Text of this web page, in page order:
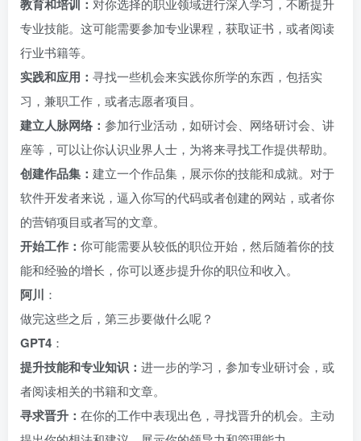
教育和培训： 对你选择的职业领域进行深入学习，不断提升
专业技能。这可能需要参加专业课程，获取证书，或者阅读
行业书籍等。
实践和应用： 寻找一些机会来实践你所学的东西，包括实
习，兼职工作，或者志愿者项目。
建立人脉网络： 参加行业活动，如研讨会、网络研讨会、讲
座等，可以让你认识业界人士，为将来寻找工作提供帮助。
创建作品集： 建立一个作品集，展示你的技能和成就。对于
软件开发者来说，逼入你写的代码或者创建的网站，或者你
的营销项目或者写的文章。
开始工作： 你可能需要从较低的职位开始，然后随着你的技
能和经验的增长，你可以逐步提升你的职位和收入。
阿川 ：
做完这些之后，第三步要做什么呢？
GPT4 ：
提升技能和专业知识： 进一步的学习，参加专业研讨会，或
者阅读相关的书籍和文章。
寻求晋升： 在你的工作中表现出色，寻找晋升的机会。主动